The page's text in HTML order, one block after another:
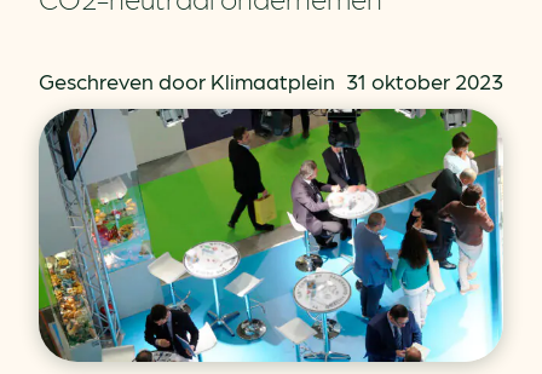
Geschreven door Klimaatplein 31 oktober 2023